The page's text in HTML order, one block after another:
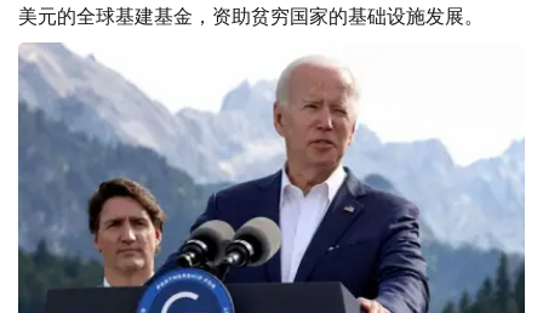
美元的全球基建基金，资助贫穷国家的基础设施发展。